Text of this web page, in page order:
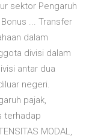
sektor Pengaruh
... Transfer
dalam
divisi dalam
antar dua
negeri.
pajak,
terhadap
MODAL,